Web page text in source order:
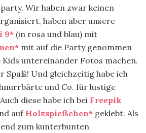
Wir haben zwar keinen
haben aber unsere
9* (in rosa und blau) mit
mit auf die Party genommen
untereinander Fotos machen.
Spaß! Und gleichzeitig habe ich
und Co. für lustige
diese habe ich bei Freepik
aufHolzspießchen* geklebt. Als
zum kunterbunten